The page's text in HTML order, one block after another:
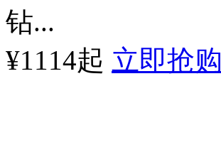
钻...
¥1114起 立即抢购